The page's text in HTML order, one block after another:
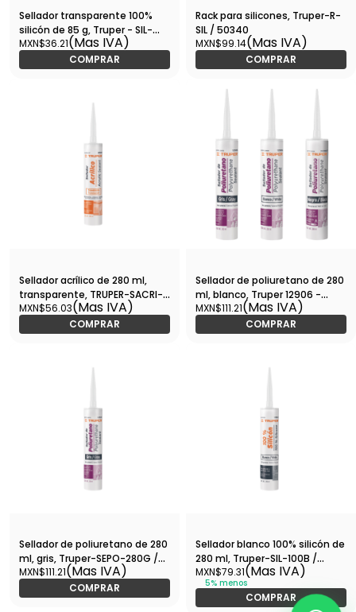
Sellador transparente 100%
silicón de 85 g, Truper - SIL-
85T / 17562
MXN$36.21(Mas IVA)
COMPRAR
Rack para silicones, Truper-R-
SIL / 50340
MXN$99.14(Mas IVA)
COMPRAR
Sellador acrílico de 280 ml,
transparente, TRUPER-SACRI-
100T / 18569
MXN$56.03(Mas IVA)
COMPRAR
Sellador de poliuretano de 280
ml, blanco, Truper 12906 -
SEPO-280B
MXN$111.21(Mas IVA)
COMPRAR
Sellador de poliuretano de 280
ml, gris, Truper-SEPO-280G /
12905
MXN$111.21(Mas IVA)
COMPRAR
Sellador blanco 100% silicón de
280 ml, Truper-SIL-100B /
17560
MXN$79.31(Mas IVA)
5% menos
COMPRAR